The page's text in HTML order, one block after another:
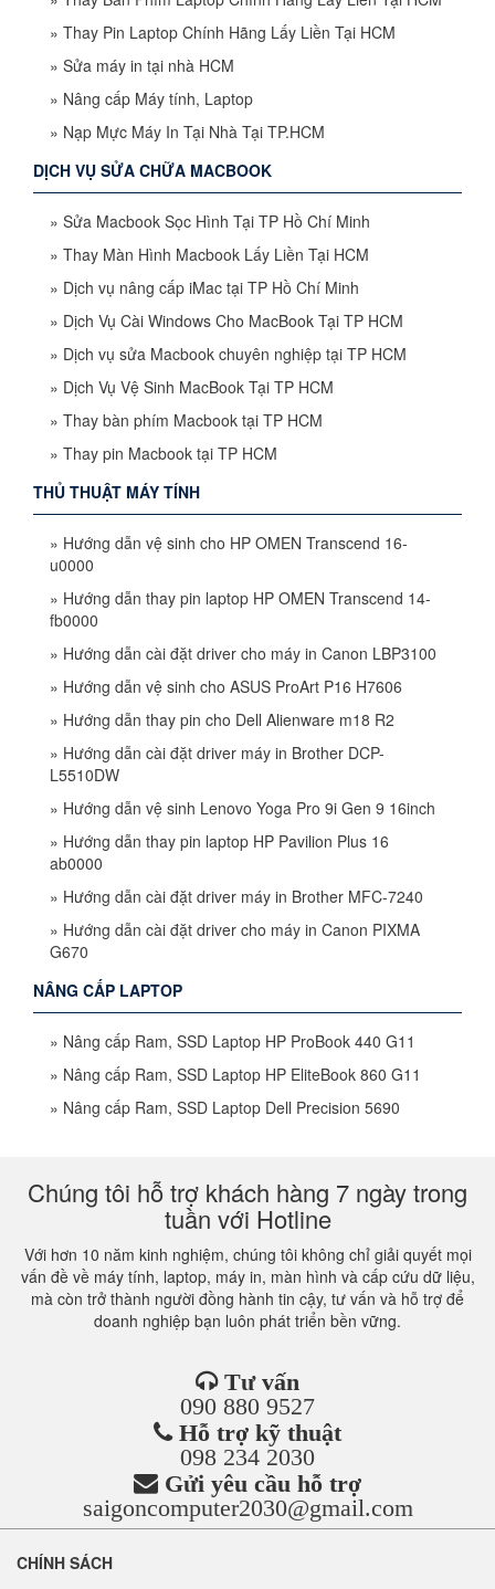
» Thay Pin Laptop Chính Hãng Lấy Liền Tại HCM
» Sửa máy in tại nhà HCM
» Nâng cấp Máy tính, Laptop
» Nạp Mực Máy In Tại Nhà Tại TP.HCM
DỊCH VỤ SỬA CHỮA MACBOOK
» Sửa Macbook Sọc Hình Tại TP Hồ Chí Minh
» Thay Màn Hình Macbook Lấy Liền Tại HCM
» Dịch vụ nâng cấp iMac tại TP Hồ Chí Minh
» Dịch Vụ Cài Windows Cho MacBook Tại TP HCM
» Dịch vụ sửa Macbook chuyên nghiệp tại TP HCM
» Dịch Vụ Vệ Sinh MacBook Tại TP HCM
» Thay bàn phím Macbook tại TP HCM
» Thay pin Macbook tại TP HCM
THỦ THUẬT MÁY TÍNH
» Hướng dẫn vệ sinh cho HP OMEN Transcend 16-
u0000
» Hướng dẫn thay pin laptop HP OMEN Transcend 14-
fb0000
» Hướng dẫn cài đặt driver cho máy in Canon LBP3100
» Hướng dẫn vệ sinh cho ASUS ProArt P16 H7606
» Hướng dẫn thay pin cho Dell Alienware m18 R2
» Hướng dẫn cài đặt driver máy in Brother DCP-
L5510DW
» Hướng dẫn vệ sinh Lenovo Yoga Pro 9i Gen 9 16inch
» Hướng dẫn thay pin laptop HP Pavilion Plus 16
ab0000
» Hướng dẫn cài đặt driver máy in Brother MFC-7240
» Hướng dẫn cài đặt driver cho máy in Canon PIXMA
G670
NÂNG CẤP LAPTOP
» Nâng cấp Ram, SSD Laptop HP ProBook 440 G11
» Nâng cấp Ram, SSD Laptop HP EliteBook 860 G11
» Nâng cấp Ram, SSD Laptop Dell Precision 5690
Chúng tôi hỗ trợ khách hàng 7 ngày trong
tuần với Hotline
Với hơn 10 năm kinh nghiệm, chúng tôi không chỉ giải quyết mọi
vấn đề về máy tính, laptop, máy in, màn hình và cấp cứu dữ liệu,
mà còn trở thành người đồng hành tin cậy, tư vấn và hỗ trợ để
doanh nghiệp bạn luôn phát triển bền vững.
Tư vấn
090 880 9527
Hỗ trợ kỹ thuật
098 234 2030
Gửi yêu cầu hỗ trợ
saigoncomputer2030@gmail.com
CHÍNH SÁCH